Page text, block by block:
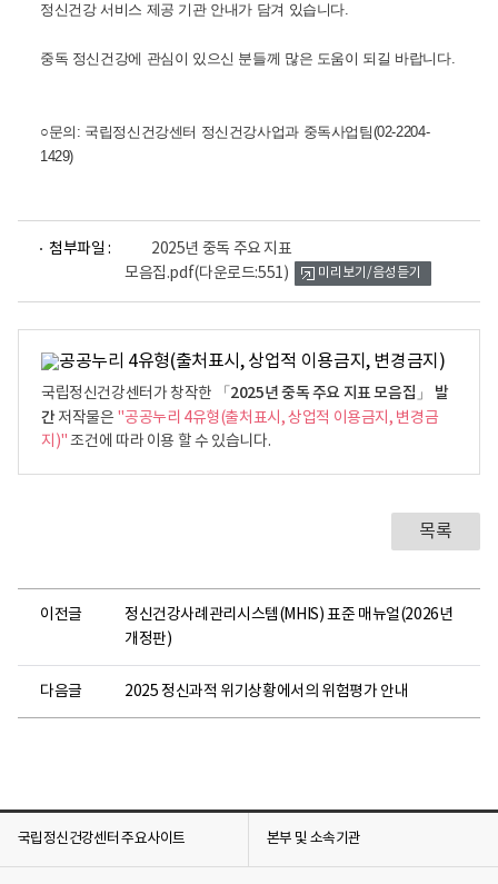
정신건강 서비스 제공 기관 안내가 담겨 있습니다.
중독 정신건강에 관심이 있으신 분들께 많은 도움이 되길 바랍니다.
○문의: 국립정신건강센터 정신건강사업과 중독사업팀(02-2204-
1429)
첨부파일 :
2025년 중독 주요 지표
모음집.pdf(다운로드:551)
어
미리보기/음성듣기
국립정신건강센터가 창작한
「2025년 중독 주요 지표 모음집」 발
간 저작물은 "공공누리 4유형(출처표시, 상업적 이용금지, 변경금
지)"조건에 따라 이용 할 수 있습니다.
목록
이전글
정신건강사례관리시스템(MHIS) 표준 매뉴얼(2026년
개정판)
다음글 2025 정신과적 위기상황에서의 위험평가 안내
국립정신건강센터 주요사이트 본부 및 소속기관